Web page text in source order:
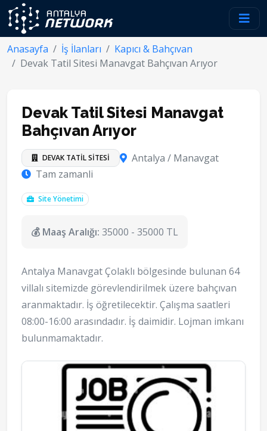
Anasayfa İş İlanları
Kapıcı & Bahçıvan
Devak Tatil Sitesi Manavgat Bahçıvan Arıyor
Devak Tatil Sitesi Manavgat
Bahçıvan Arıyor
DEVAK TATİL SİTESİ
Antalya / Manavgat
Tam zamanli
Site Yönetimi
💰 Maaş Aralığı: 35000 - 35000 TL
Antalya Manavgat Çolaklı bölgesinde bulunan 64
villalı sitemizde görevlendirilmek üzere bahçıvan
aranmaktadır. İş öğretilecektir. Çalışma saatleri
08:00-16:00 arasındadır. İş daimidir. Lojman imkanı
bulunmamaktadır.